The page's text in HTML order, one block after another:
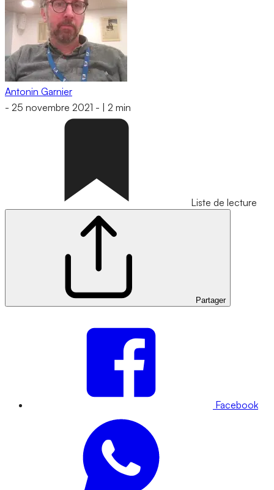
Antonin Garnier
- 25 novembre 2021 - 2 min
Liste de lecture
Partager
Facebook